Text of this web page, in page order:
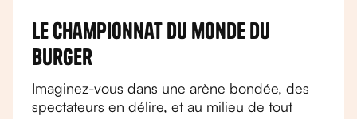
Le championnat du monde du
burger
Imaginez-vous dans une arène bondée, des
spectateurs en délire, et au milieu de tout